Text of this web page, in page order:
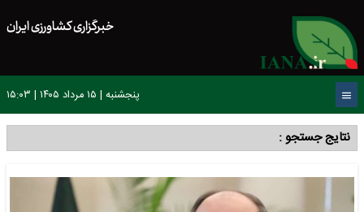
خبرگزاری کشاورزی ایران
پنجشنبه | ۱۵ مرداد ۱۴۰۵ | ۱۵:۰۳
نتایج جستجو :